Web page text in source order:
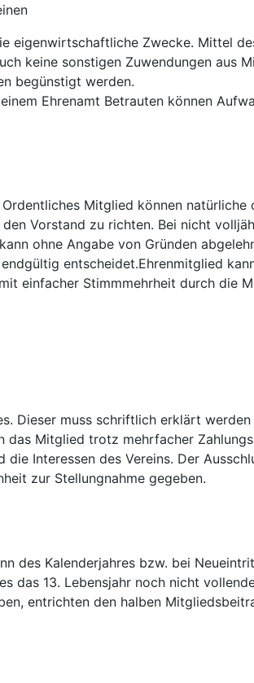
eigenwirtschaftliche Zwecke. Mittel
keine sonstigen Zuwendungen aus
begünstigt werden.
Ehrenamt Betrauten können
Mitglied können
Vorstand zu richten. Bei nicht
ohne Angabe von Gründen
entscheidet.Ehrenmitglied
einfacher Stimmmehrheit durch die
Dieser muss schriftlich erklärt
das Mitglied trotz mehrfacher
Interessen des Vereins. Der
zur Stellungnahme gegeben.
des Kalenderjahres bzw. bei
das 13. Lebensjahr noch nicht
entrichten den halben